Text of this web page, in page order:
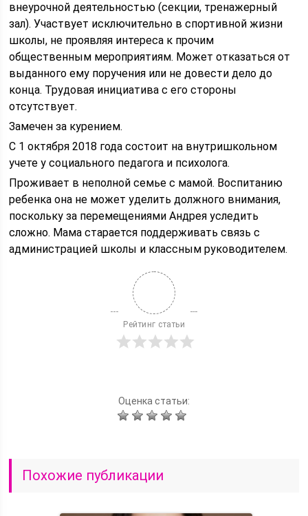
внеурочной деятельностью (секции, тренажерный
зал). Участвует исключительно в спортивной жизни
школы, не проявляя интереса к прочим
общественным мероприятиям. Может отказаться от
выданного ему поручения или не довести дело до
конца. Трудовая инициатива с его стороны
отсутствует.
Замечен за курением.
С 1 октября 2018 года состоит на внутришкольном
учете у социального педагога и психолога.
Проживает в неполной семье с мамой. Воспитанию
ребенка она не может уделить должного внимания,
поскольку за перемещениями Андрея уследить
сложно. Мама старается поддерживать связь с
администрацией школы и классным руководителем.
Рейтинг статьи
Оценка статьи:
Похожие публикации